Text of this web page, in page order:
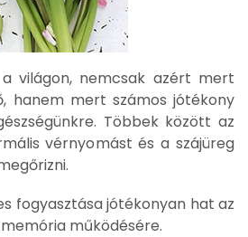
világon, nemcsak azért mert
hanem mert számos jótékony
Többek között az
vérnyomást és a szájüreg
fogyasztása jótékonyan hat az
működésére.